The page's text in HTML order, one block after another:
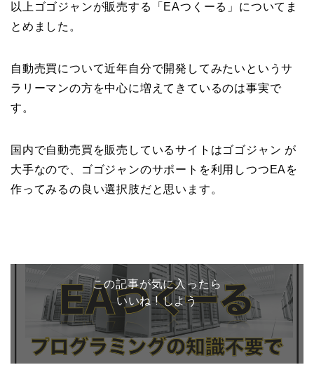
以上ゴゴジャンが販売する「EAつくーる」についてま
とめました。
自動売買について近年自分で開発してみたいというサ
ラリーマンの方を中心に増えてきているのは事実で
す。
国内で自動売買を販売しているサイトはゴゴジャン が
大手なので、ゴゴジャンのサポートを利用しつつEAを
作ってみるの良い選択肢だと思います。
この記事が気に入ったら
いいね ! しよう